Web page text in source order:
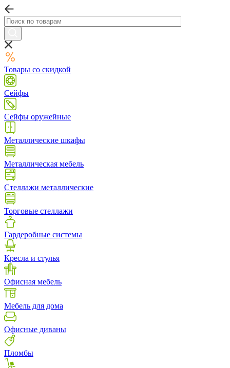
Товары со скидкой
Сейфы
Сейфы оружейные
Металлические шкафы
Металлическая мебель
Стеллажи металлические
Торговые стеллажи
Гардеробные системы
Кресла и стулья
Офисная мебель
Мебель для дома
Офисные диваны
Пломбы